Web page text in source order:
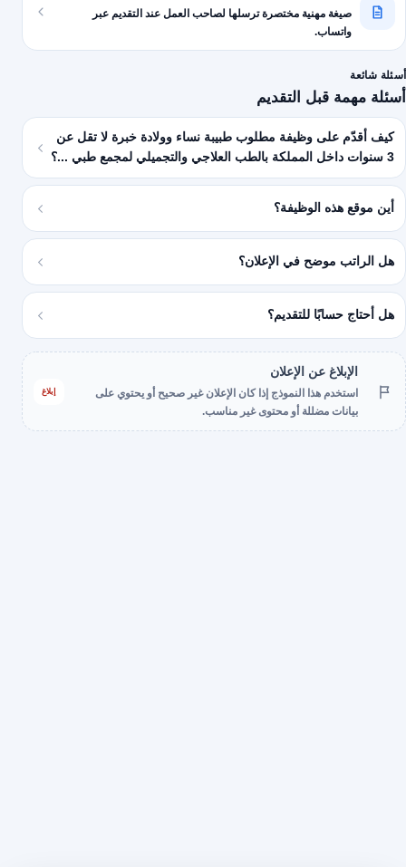
صيغة مهنية مختصرة ترسلها لصاحب العمل عند التقديم عبر
واتساب.
أسئلة شائعة
أسئلة مهمة قبل التقديم
كيف أقدّم على وظيفة مطلوب طبيبة نساء وولادة خبرة لا تقل عن
3 سنوات داخل المملكة بالطب العلاجي والتجميلي لمجمع طبي ...؟
أين موقع هذه الوظيفة؟
هل الراتب موضح في الإعلان؟
هل أحتاج حسابًا للتقديم؟
الإبلاغ عن الإعلان
استخدم هذا النموذج إذا كان الإعلان غير صحيح أو يحتوي على
بيانات مضللة أو محتوى غير مناسب.
إبلاغ